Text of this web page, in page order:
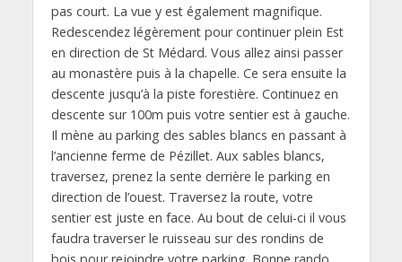
pas court. La vue y est également magnifique.
Redescendez légèrement pour continuer plein Est
en direction de St Médard. Vous allez ainsi passer
au monastère puis à la chapelle. Ce sera ensuite la
descente jusqu’à la piste forestière. Continuez en
descente sur 100m puis votre sentier est à gauche.
Il mène au parking des sables blancs en passant à
l’ancienne ferme de Pézillet. Aux sables blancs,
traversez, prenez la sente derrière le parking en
direction de l’ouest. Traversez la route, votre
sentier est juste en face. Au bout de celui-ci il vous
faudra traverser le ruisseau sur des rondins de